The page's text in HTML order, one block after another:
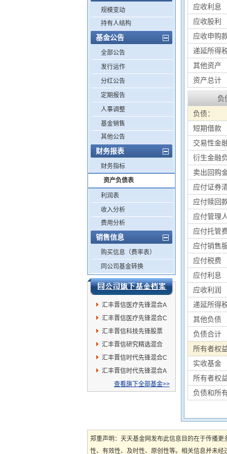
规模变动
持有人结构
基金公告
全部公告
发行运作
分红公告
定期报告
人事调整
基金销售
其他公告
财务报表
财务指标
资产负债表
利润表
收入分析
费用分析
销售信息
购买信息（费率表）
同公司基金转换
汇丰晋信医疗先锋混合A
汇丰晋信医疗先锋混合C
汇丰晋信科技先锋股票
汇丰晋信研究精选混合
汇丰晋信时代先锋混合C
汇丰晋信时代先锋混合A
查看旗下全部基金>>
应收利息
应收股利
应收申购
递延所得
其他资产
资产总计
负
负债：
短期借款
交易性金
衍生金融
卖出回购
应付证券
应付赎回
应付管理
应付托管
应付销售
应付税费
应付利息
应收利润
递延所得
其他负债
负债合计
所有者权
实收基金
所有者权
负债和所
郑重声明：天天基金网发布此信息目的在于传播
性、有效性、及时性、原创性等。相关信息并未